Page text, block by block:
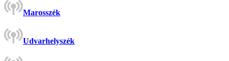
Marosszék
Udvarhelyszék